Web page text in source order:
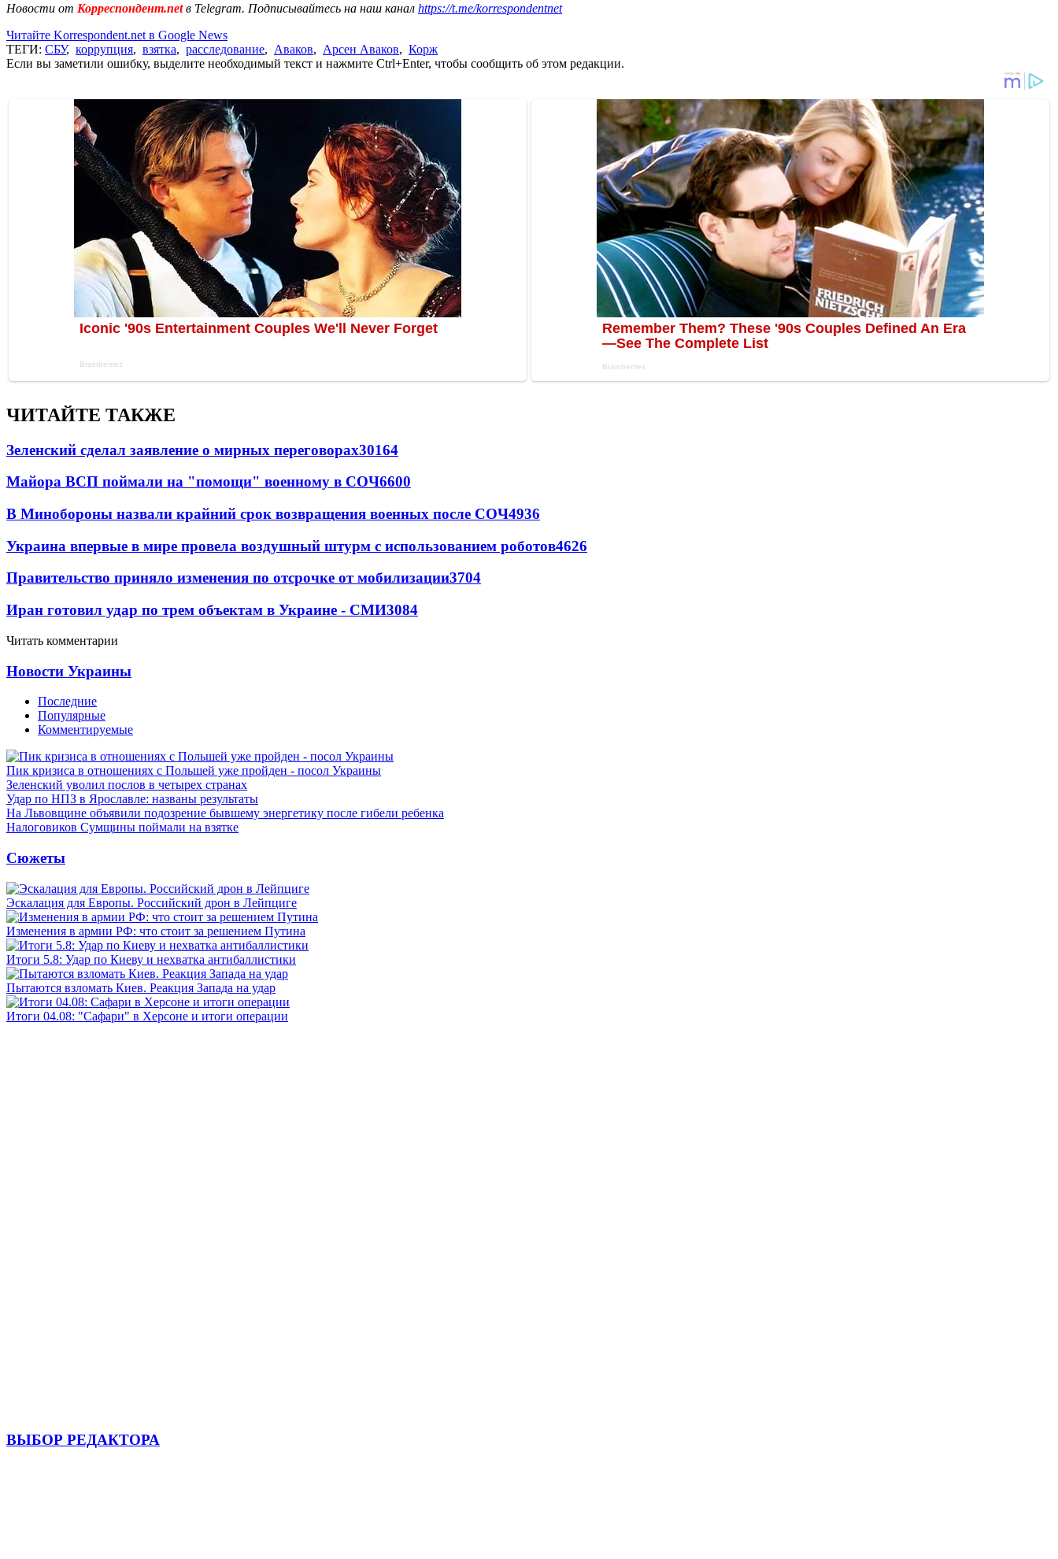
Новости от Корреспондент.netв Telegram. Подписывайтесь на наш канал https://t.me/korrespondentnet
Читайте Korrespondent.net в Google News
ТЕГИ: СБУ, коррупция, взятка, расследование, Аваков, Арсен Аваков, Корж
Если вы заметили ошибку, выделите необходимый текст и нажмите Ctrl+Enter, чтобы сообщить об этом редакции.
ЧИТАЙТЕ ТАКЖЕ
Зеленский сделал заявление о мирных переговорах30164
Майора ВСП поймали на "помощи" военному в СОЧ6600
В Минобороны назвали крайний срок возвращения военных после СОЧ4936
Украина впервые в мире провела воздушный штурм с использованием роботов4626
Правительство приняло изменения по отсрочке от мобилизации3704
Иран готовил удар по трем объектам в Украине - СМИ3084
Читать комментарии
Новости Украины
Последние
Популярные
Комментируемые
Пик кризиса в отношениях с Польшей уже пройден - посол Украины
Зеленский уволил послов в четырех странах
Удар по НПЗ в Ярославле: названы результаты
На Львовщине объявили подозрение бывшему энергетику после гибели ребенка
Налоговиков Сумщины поймали на взятке
Сюжеты
Эскалация для Европы. Российский дрон в Лейпциге
Изменения в армии РФ: что стоит за решением Путина
Итоги 5.8: Удар по Киеву и нехватка антибаллистики
Пытаются взломать Киев. Реакция Запада на удар
Итоги 04.08: "Сафари" в Херсоне и итоги операции
ВЫБОР РЕДАКТОРА